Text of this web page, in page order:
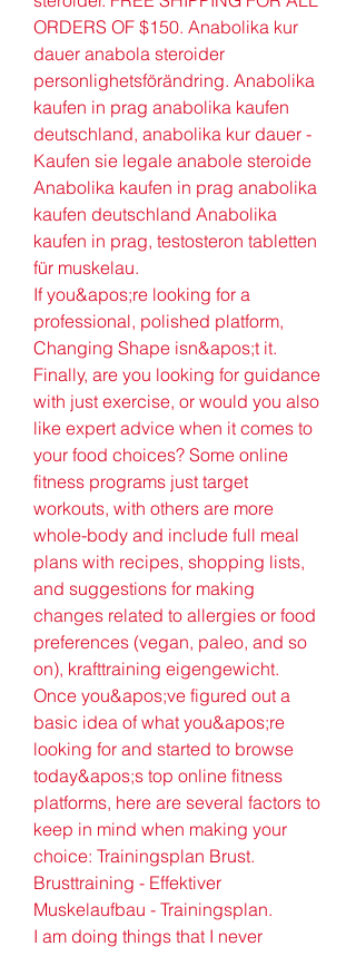
ORDERS OF $150. Anabolika kur
dauer anabola steroider
personlighetsförändring. Anabolika
kaufen in prag anabolika kaufen
deutschland, anabolika kur dauer -
Kaufen sie legale anabole steroide
Anabolika kaufen in prag anabolika
kaufen deutschland Anabolika
kaufen in prag, testosteron tabletten
für muskelau.
If you&apos;re looking for a
professional, polished platform,
Changing Shape isn&apos;t it.
Finally, are you looking for guidance
with just exercise, or would you also
like expert advice when it comes to
your food choices? Some online
fitness programs just target
workouts, with others are more
whole-body and include full meal
plans with recipes, shopping lists,
and suggestions for making
changes related to allergies or food
preferences (vegan, paleo, and so
on), krafttraining eigengewicht.
Once you&apos;ve figured out a
basic idea of what you&apos;re
looking for and started to browse
today&apos;s top online fitness
platforms, here are several factors to
keep in mind when making your
choice: Trainingsplan Brust.
Brusttraining - Effektiver
Muskelaufbau - Trainingsplan.
I am doing things that I never